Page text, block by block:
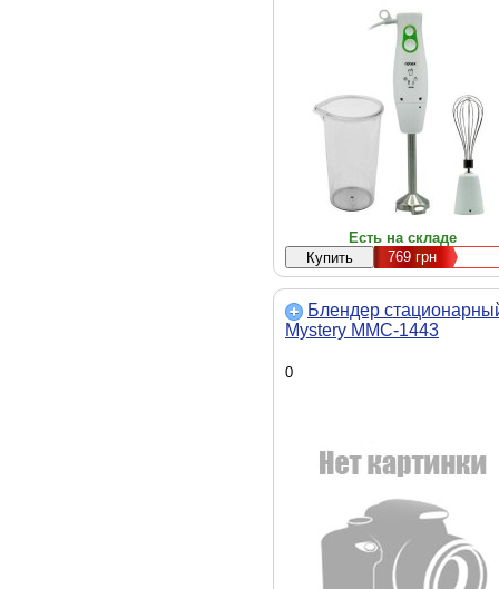
скоростей - 2, турборежим -
390 х 80 х 60 мм, 0.8 кг, белый
Есть на складе
769грн
Блендер
Mystery MMC-1443
0